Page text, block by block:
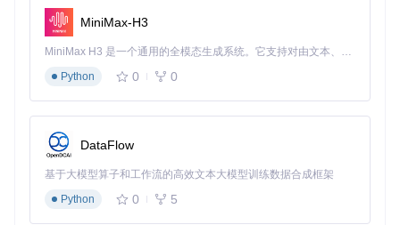
MiniMax-H3
MiniMax H3 是一个通用的全模态生成系统。它支持对由文本、图像、视频和音频组成的多模态上下文进行统一理解，并能生成分辨率高达 2K、时长可达 15 秒的带原生立体声音频的视频。得益于面向任务泛化的系统设计，H3 在预训练阶段就已具备广泛的多模态上下文理解与生成能力，能够出色地执行复杂的多模态指令。
Python
0 0
DataFlow
基于大模型算子和工作流的高效文本大模型训练数据合成框架
Python
0 5